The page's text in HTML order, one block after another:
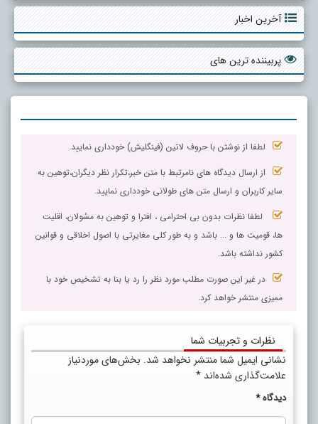
آخرین اخبار
پربیننده ترین های
لطفا از نوشتن با حروف لاتین (فینگلیش) خودداری نمایید.
از ارسال دیدگاه های نامرتبط با متن خبر،تکرار نظر دیگران،توهین به
سایر کاربران و ارسال متن های طولانی خودداری نمایید.
لطفا نظرات بدون بی احترامی ، افترا و توهین به مسٔولان، اقلیت
ها، قومیت ها و ... باشد و به طور کلی مغایرتی با اصول اخلاقی و قوانین
کشور نداشته باشد.
در غیر این صورت مطلب مورد نظر را رد یا بنا به تشخیص خود با
ممیزی منتشر خواهد کرد.
نظرات و تجربیات شما
نشانی ایمیل شما منتشر نخواهد شد. بخش‌های موردنیاز
علامت‌گذاری شده‌اند *
دیدگاه*